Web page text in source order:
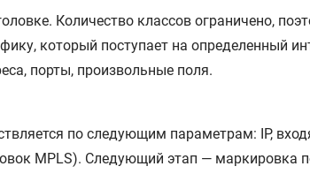
Количество классов ограничено,
который поступает на определенный
порты, произвольные поля.
по следующим параметрам: IP,
MPLS). Следующий этап — маркировка